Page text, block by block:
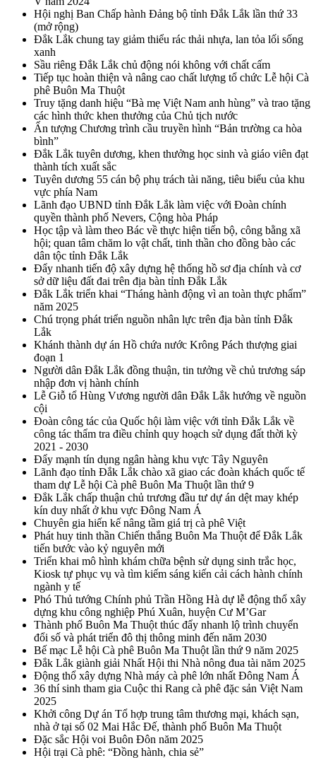
Hội nghị Ban Chấp hành Đảng bộ tỉnh Đắk Lắk lần thứ 33
(mở rộng)
Đắk Lắk chung tay giảm thiểu rác thải nhựa, lan tỏa lối sống
xanh
Sầu riêng Đắk Lắk chủ động nói không với chất cấm
Tiếp tục hoàn thiện và nâng cao chất lượng tổ chức Lễ hội Cà
phê Buôn Ma Thuột
Truy tặng danh hiệu “Bà mẹ Việt Nam anh hùng” và trao tặng
các hình thức khen thưởng của Chủ tịch nước
Ấn tượng Chương trình cầu truyền hình “Bản trường ca hòa
bình”
Đắk Lắk tuyên dương, khen thưởng học sinh và giáo viên đạt
thành tích xuất sắc
Tuyên dương 55 cán bộ phụ trách tài năng, tiêu biểu của khu
vực phía Nam
Lãnh đạo UBND tỉnh Đắk Lắk làm việc với Đoàn chính
quyền thành phố Nevers, Cộng hòa Pháp
Học tập và làm theo Bác về thực hiện tiến bộ, công bằng xã
hội; quan tâm chăm lo vật chất, tinh thần cho đồng bào các
dân tộc tỉnh Đắk Lắk
Đẩy nhanh tiến độ xây dựng hệ thống hồ sơ địa chính và cơ
sở dữ liệu đất đai trên địa bàn tỉnh Đắk Lắk
Đắk Lắk triển khai “Tháng hành động vì an toàn thực phẩm”
năm 2025
Chú trọng phát triển nguồn nhân lực trên địa bàn tỉnh Đắk
Lắk
Khánh thành dự án Hồ chứa nước Krông Pách thượng giai
đoạn 1
Người dân Đắk Lắk đồng thuận, tin tưởng về chủ trương sáp
nhập đơn vị hành chính
Lễ Giỗ tổ Hùng Vương người dân Đắk Lắk hướng về nguồn
cội
Đoàn công tác của Quốc hội làm việc với tỉnh Đắk Lắk về
công tác thẩm tra điều chỉnh quy hoạch sử dụng đất thời kỳ
2021 - 2030
Đẩy mạnh tín dụng ngân hàng khu vực Tây Nguyên
Lãnh đạo tỉnh Đắk Lắk chào xã giao các đoàn khách quốc tế
tham dự Lễ hội Cà phê Buôn Ma Thuột lần thứ 9
Đắk Lắk chấp thuận chủ trương đầu tư dự án dệt may khép
kín duy nhất ở khu vực Đông Nam Á
Chuyên gia hiến kế nâng tầm giá trị cà phê Việt
Phát huy tinh thần Chiến thắng Buôn Ma Thuột để Đắk Lắk
tiến bước vào kỷ nguyên mới
Triển khai mô hình khám chữa bệnh sử dụng sinh trắc học,
Kiosk tự phục vụ và tìm kiếm sáng kiến cải cách hành chính
ngành y tế
Phó Thủ tướng Chính phủ Trần Hồng Hà dự lễ động thổ xây
dựng khu công nghiệp Phú Xuân, huyện Cư M’Gar
Thành phố Buôn Ma Thuột thúc đẩy nhanh lộ trình chuyển
đổi số và phát triển đô thị thông minh đến năm 2030
Bế mạc Lễ hội Cà phê Buôn Ma Thuột lần thứ 9 năm 2025
Đắk Lắk giành giải Nhất Hội thi Nhà nông đua tài năm 2025
Động thổ xây dựng Nhà máy cà phê lớn nhất Đông Nam Á
36 thí sinh tham gia Cuộc thi Rang cà phê đặc sản Việt Nam
2025
Khởi công Dự án Tổ hợp trung tâm thương mại, khách sạn,
nhà ở tại số 02 Mai Hắc Đế, thành phố Buôn Ma Thuột
Đặc sắc Hội voi Buôn Đôn năm 2025
Hội trại Cà phê: “Đồng hành, chia sẻ”